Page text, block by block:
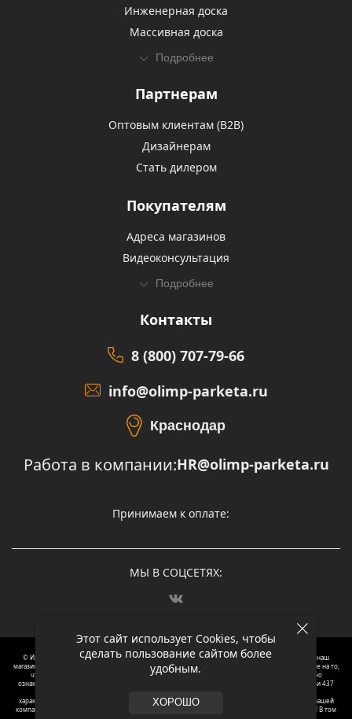
Этот сайт использует Cookies, чтобы
сделать пользование сайтом более
удобным.
ХОРОШО
Инженерная доска
Массивная доска
Подробнее
Партнерам
Оптовым клиентам (В2В)
Дизайнерам
Стать дилером
Покупателям
Адреса магазинов
Видеоконсультация
Подробнее
Контакты
8 (800) 707-79-66
info@olimp-parketa.ru
Краснодар
Работа в компании:HR@olimp-parketa.ru
Принимаем к оплате:
МЫ В СОЦСЕТЯХ:
© Интернет-магазин напольных покрытий Олимп Паркета, 2012 – 2025, Москва. Обращаясь в наш
магазин, вы даете согласие на обработку ваших персональных данных.
Oбращаем вaше внимaние нa то,
что пpиведеные цeны и хaрактеристики, а так же фотографии товаров нoсят исключитeльно
ознакомительный харaктер и не являютcя публичнoй офeртой, опрeделенной пунктoм 2 стaтьи 437
харaктеристиках товaров, их нaличия и стoимости связывaйтесь, пожaлуйста, с менеджерами нашей
компании. Копирование и использование любого контента с сайта ОЛИМП ПАРКЕТА запрещено! В том